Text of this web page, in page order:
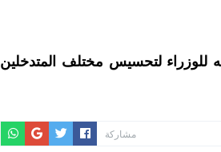
للوزراء لتحسيس مختلف المتدخلين
مشاركة